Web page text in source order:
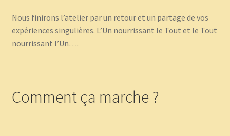
Nous finirons l’atelier par un retour et un partage de vos
expériences singulières. L’Un nourrissant le Tout et le Tout
nourrissant l’Un….
Comment ça marche ?